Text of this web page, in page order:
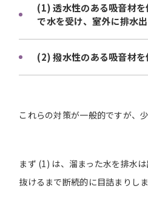
(1) 透水性のある吸音材
で水を受け、室外に排水
(2) 撥水性のある吸音材を
これらの対策が一般的ですが、
まず (1) は、溜まった水を排水
抜けるまで断続的に目詰まりしま